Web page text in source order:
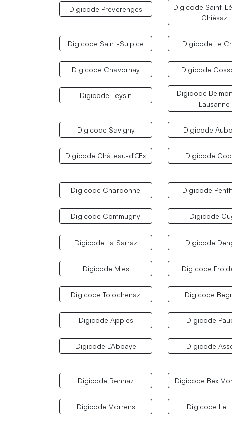
Digicode Préverenges
Digicode Saint-
Chiésaz
Digicode Saint-Sulpice Digicode Le
Digicode Chavornay Digicode
Digicode Leysin
Digicode
Lausanne
Digicode Savigny Digicode
Digicode Château-d'Œx Digicode
Digicode Chardonne Digicode
Digicode Commugny Digicode
Digicode La Sarraz Digicode
Digicode Mies Digicode
Digicode Tolochenaz Digicode
Digicode Apples Digicode
Digicode L'Abbaye Digicode
Digicode Rennaz Digicode Bex
Digicode Morrens Digicode Le